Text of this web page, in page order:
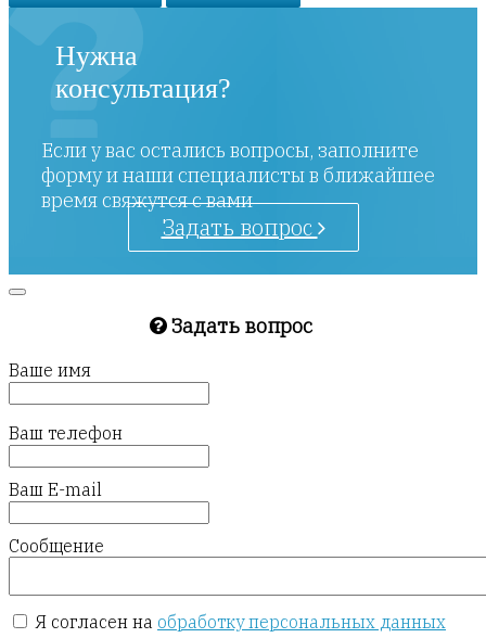
Нужна
консультация?
Если у вас остались вопросы, заполните
форму и наши специалисты в ближайшее
время свяжутся с вами
Задать вопрос
Задать вопрос
Ваше имя
Ваш телефон
Ваш E-mail
Сообщение
Я согласен на обработку персональных данных